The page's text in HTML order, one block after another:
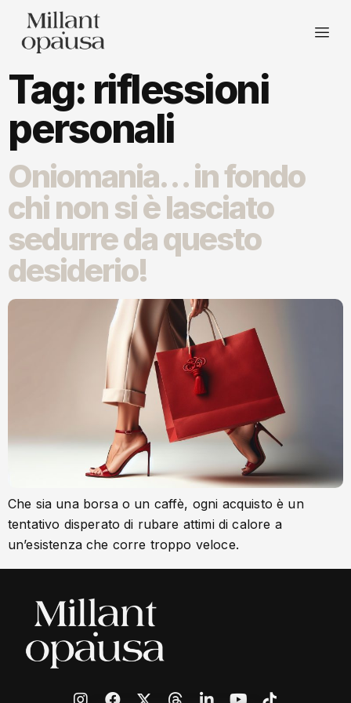
Tag: riflessioni
personali
Oniomania… in fondo
chi non si è lasciato
sedurre da questo
desiderio!
Che sia una borsa o un caffè, ogni acquisto è un
tentativo disperato di rubare attimi di calore a
un’esistenza che corre troppo veloce.